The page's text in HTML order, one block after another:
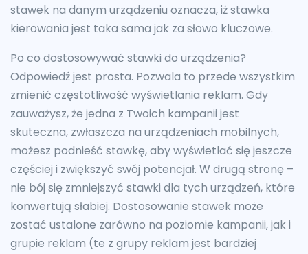
stawek na danym urządzeniu oznacza, iż stawka
kierowania jest taka sama jak za słowo kluczowe.
Po co dostosowywać stawki do urządzenia?
Odpowiedź jest prosta. Pozwala to przede wszystkim
zmienić częstotliwość wyświetlania reklam. Gdy
zauważysz, że jedna z Twoich kampanii jest
skuteczna, zwłaszcza na urządzeniach mobilnych,
możesz podnieść stawkę, aby wyświetlać się jeszcze
częściej i zwiększyć swój potencjał. W drugą stronę –
nie bój się zmniejszyć stawki dla tych urządzeń, które
konwertują słabiej. Dostosowanie stawek może
zostać ustalone zarówno na poziomie kampanii, jak i
grupie reklam (te z grupy reklam jest bardziej